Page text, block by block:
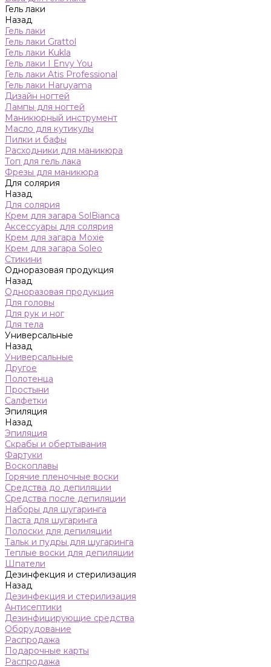
Гель лаки
Назад
Гель лаки
Гель лаки Grattol
Гель лаки Kukla
Гель лаки I Envy You
Гель лаки Atis Professional
Гель лаки Haruyama
Дизайн ногтей
Лампы для ногтей
Маникюрный инструмент
Масло для кутикулы
Пилки и бафы
Расходники для маникюра
Топ для гель лака
Фрезы для маникюра
Для солярия
Назад
Для солярия
Крем для загара SolBianca
Аксессуары для солярия
Крем для загара Moxie
Крем для загара Soleo
Стикини
Одноразовая продукция
Назад
Одноразовая продукция
Для головы
Для рук и ног
Для тела
Универсальные
Назад
Универсальные
Другое
Полотенца
Простыни
Салфетки
Эпиляция
Назад
Эпиляция
Скрабы и обертывания
Фартуки
Воскоплавы
Горячие пленочные воски
Средства до депиляции
Средства после депиляции
Наборы для шугаринга
Паста для шугаринга
Полоски для депиляции
Тальк и пудры для шугаринга
Теплые воски для депиляции
Шпатели
Дезинфекция и стерилизация
Назад
Дезинфекция и стерилизация
Антисептики
Дезинфицирующие средства
Оборудование
Распродажа
Подарочные карты
Распродажа